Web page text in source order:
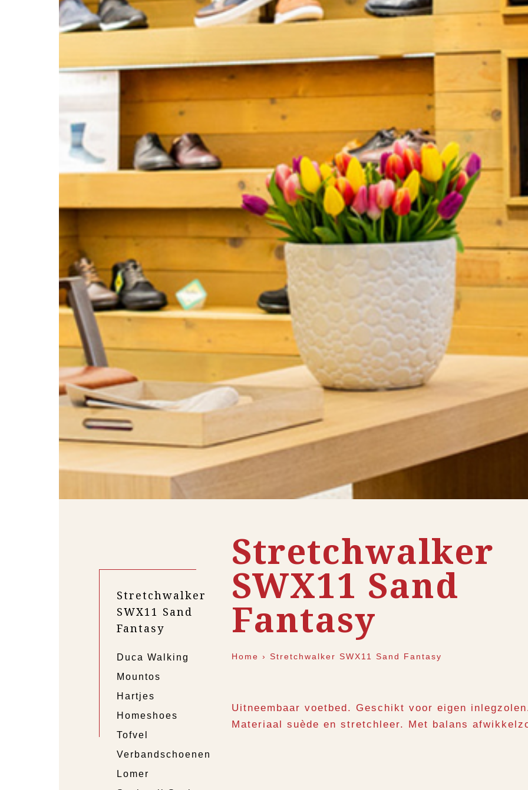
Stretchwalker
SWX11 Sand
Fantasy
Duca Walking
Mountos
Hartjes
Homeshoes
Tofvel
Verbandschoenen
Lomer
Stretchwalker
SWX11 Sand
Fantasy
Home ›Stretchwalker SWX11 Sand Fantasy
Uitneembaar voetbed. Geschikt voor eigen
Materiaal suède en stretchleer. Met balans